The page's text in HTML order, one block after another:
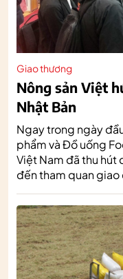
Giao thương
Nông sản Việt
Nhật Bản
Ngay trong ngày
phẩm và Đồ uống
Việt Nam đã thu hút
đến tham quan giao